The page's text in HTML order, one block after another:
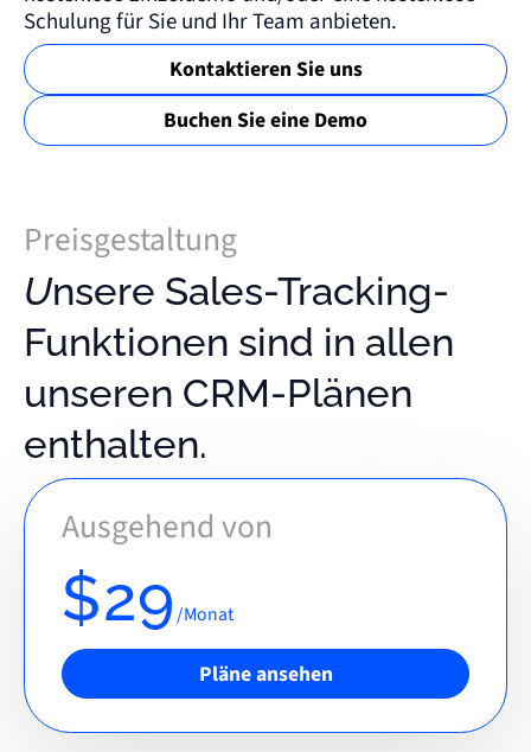
Schulung für Sie und Ihr Team anbieten.
Kontaktieren Sie uns
Buchen Sie eine Demo
Preisgestaltung
Unsere Sales-Tracking-
Funktionen sind in allen
unseren CRM-Plänen
enthalten.
Ausgehend von
$29/Monat
Pläne ansehen